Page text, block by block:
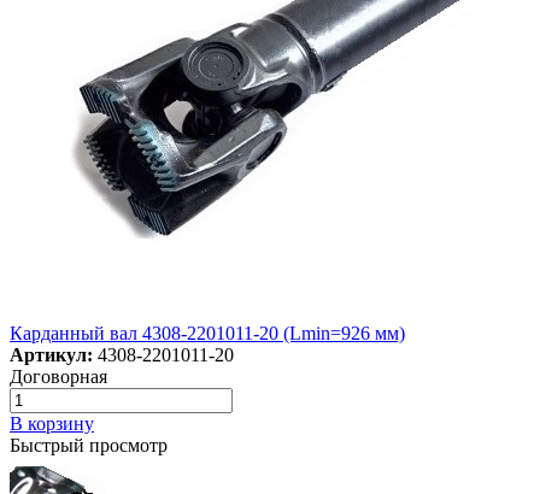
Карданный вал 4308-2201011-20 (Lmin=926 мм)
Артикул: 4308-2201011-20
Договорная
В корзину
Быстрый просмотр